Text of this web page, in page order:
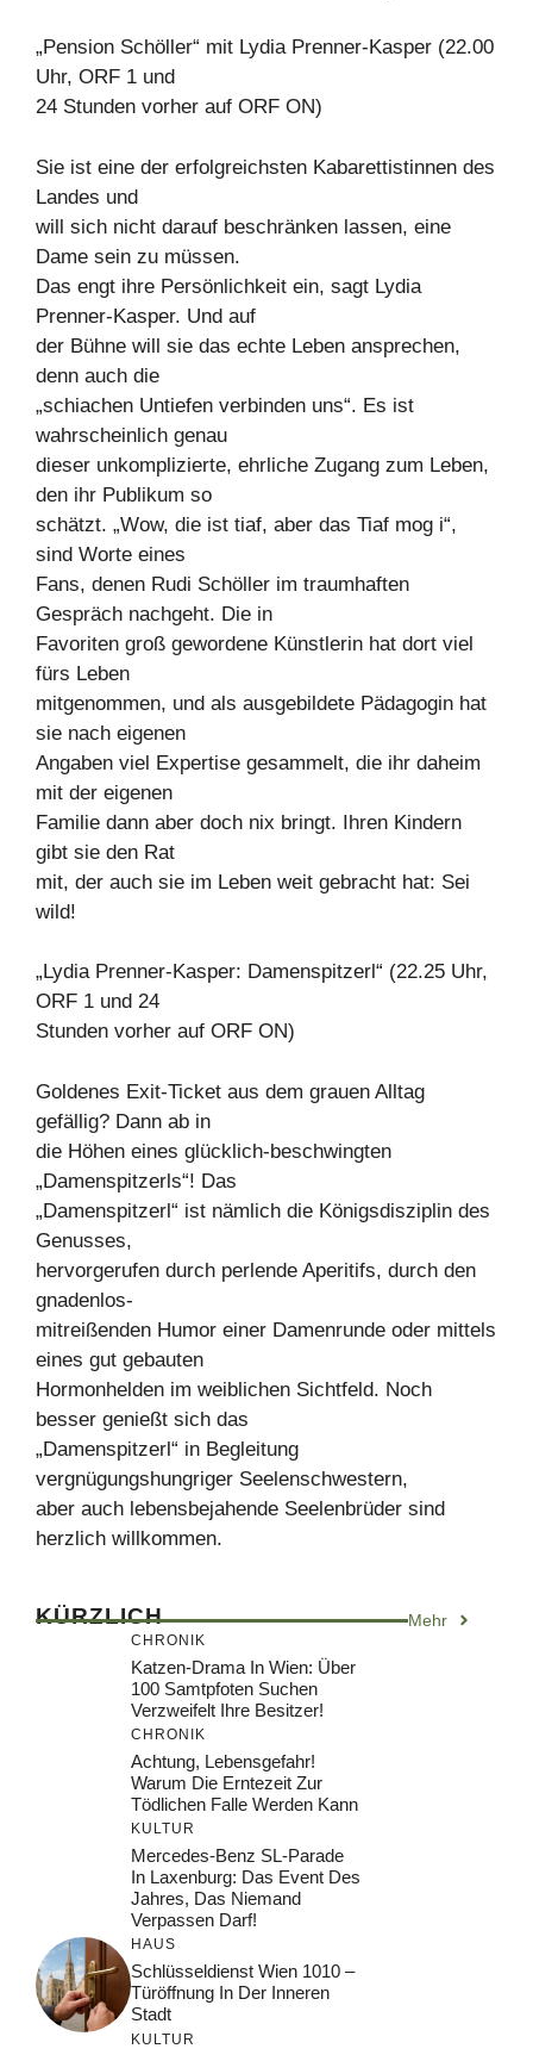
„Pension Schöller“ mit Lydia Prenner-Kasper (22.00
Uhr, ORF 1 und
24 Stunden vorher auf ORF ON)
Sie ist eine der erfolgreichsten Kabarettistinnen des
Landes und
will sich nicht darauf beschränken lassen, eine
Dame sein zu müssen.
Das engt ihre Persönlichkeit ein, sagt Lydia
Prenner-Kasper. Und auf
der Bühne will sie das echte Leben ansprechen,
denn auch die
„schiachen Untiefen verbinden uns“. Es ist
wahrscheinlich genau
dieser unkomplizierte, ehrliche Zugang zum Leben,
den ihr Publikum so
schätzt. „Wow, die ist tiaf, aber das Tiaf mog i“,
sind Worte eines
Fans, denen Rudi Schöller im traumhaften
Gespräch nachgeht. Die in
Favoriten groß gewordene Künstlerin hat dort viel
fürs Leben
mitgenommen, und als ausgebildete Pädagogin hat
sie nach eigenen
Angaben viel Expertise gesammelt, die ihr daheim
mit der eigenen
Familie dann aber doch nix bringt. Ihren Kindern
gibt sie den Rat
mit, der auch sie im Leben weit gebracht hat: Sei
wild!
„Lydia Prenner-Kasper: Damenspitzerl“ (22.25 Uhr,
ORF 1 und 24
Stunden vorher auf ORF ON)
Goldenes Exit-Ticket aus dem grauen Alltag
gefällig? Dann ab in
die Höhen eines glücklich-beschwingten
„Damenspitzerls“! Das
„Damenspitzerl“ ist nämlich die Königsdisziplin des
Genusses,
hervorgerufen durch perlende Aperitifs, durch den
gnadenlos-
mitreißenden Humor einer Damenrunde oder mittels
eines gut gebauten
Hormonhelden im weiblichen Sichtfeld. Noch
besser genießt sich das
„Damenspitzerl“ in Begleitung
vergnügungshungriger Seelenschwestern,
aber auch lebensbejahende Seelenbrüder sind
herzlich willkommen.
KÜRZLICH Mehr
CHRONIK
Katzen-Drama In Wien: Über
100 Samtpfoten Suchen
Verzweifelt Ihre Besitzer!
CHRONIK
Achtung, Lebensgefahr!
Warum Die Erntezeit Zur
Tödlichen Falle Werden Kann
KULTUR
Mercedes-Benz SL-Parade
In Laxenburg: Das Event Des
Jahres, Das Niemand
Verpassen Darf!
HAUS
Schlüsseldienst Wien 1010 –
Türöffnung In Der Inneren
Stadt
KULTUR